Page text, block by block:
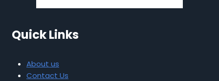
Quick Links
About us
Contact Us